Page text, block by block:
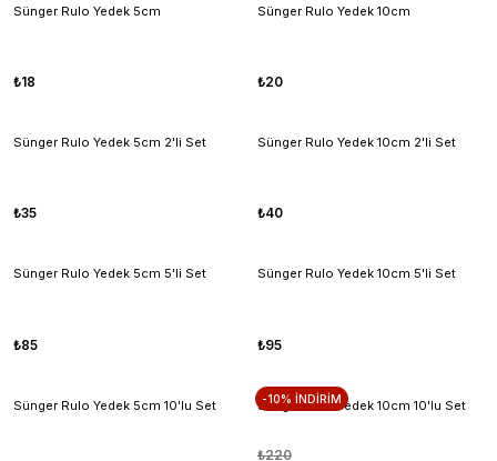
Sünger Rulo Yedek 5cm
₺18
Sünger Rulo Yedek 10cm
₺20
Sünger Rulo Yedek 5cm 2'li Set
₺35
Sünger Rulo Yedek 10cm 2'li Set
₺40
Sünger Rulo Yedek 5cm 5'li Set
₺85
Sünger Rulo Yedek 10cm 5'li Set
₺95
Sünger Rulo Yedek 5cm 10'lu Set -10% İNDİRİM
Sünger Rulo Yedek 10cm 10'lu Set
₺220